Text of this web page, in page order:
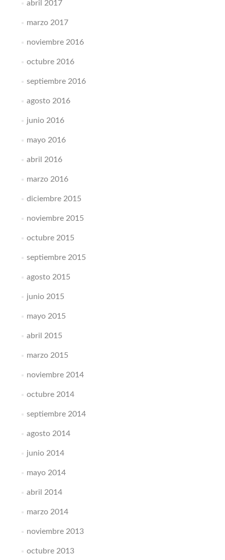
abril 2017
marzo 2017
noviembre 2016
octubre 2016
septiembre 2016
agosto 2016
junio 2016
mayo 2016
abril 2016
marzo 2016
diciembre 2015
noviembre 2015
octubre 2015
septiembre 2015
agosto 2015
junio 2015
mayo 2015
abril 2015
marzo 2015
noviembre 2014
octubre 2014
septiembre 2014
agosto 2014
junio 2014
mayo 2014
abril 2014
marzo 2014
noviembre 2013
octubre 2013